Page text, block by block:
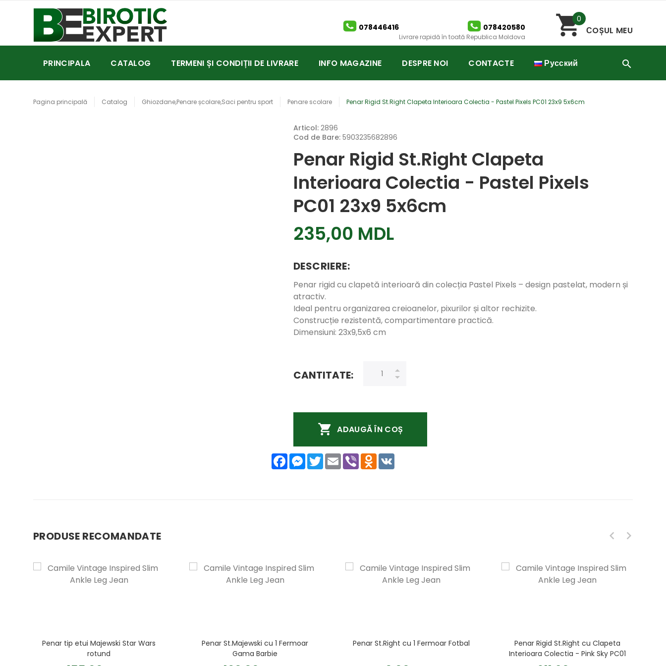
078446416 078420580
Livrare rapidă în toată Republica Moldova
0
СOȘUL MEU
PRINCIPALA CATALOG TERMENI ȘI CONDIȚII DE LIVRARE INFO MAGAZINE DESPRE NOI CONTACTE Русский
Pagina principală Catalog Ghiozdane,Penare școlare,Saci pentru sport Penare scolare Penar Rigid St.Right Clapeta Interioara Colectia - Pastel Pixels PC01 23x9 5x6cm
Articol: 2896
Cod de Bare: 5903235682896
Penar Rigid St.Right Clapeta
Interioara Colectia - Pastel Pixels
PC01 23x9 5x6cm
235,00 MDL
DESCRIERE:
Penar rigid cu clapetă interioară din colecția Pastel Pixels – design pastelat, modern și
atractiv.
Ideal pentru organizarea creioanelor, pixurilor și altor rechizite.
Construcție rezistentă, compartimentare practică.
Dimensiuni: 23x9,5x6 cm
CANTITATE:
ADAUGĂ ÎN COȘ
FacebookMessenger
TwitterEmailViberOdnoklassniki
PRODUSE RECOMANDATE
Penar tip etui Majewski Star Wars
rotund
Penar St.Majewski cu 1 Fermoar
Gama Barbie
Penar St.Right cu 1 Fermoar Fotbal
Penar Rigid St.Right cu Clapeta
Interioara Colectia - Pink Sky PC01
23 x 9 5 x 6 cm